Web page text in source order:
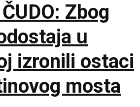
Zbog
u
izronili ostaci
mosta